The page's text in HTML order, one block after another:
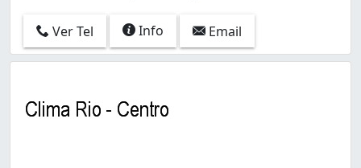
Lins de Vasconcelos (1)
Magalhães Bastos (1)
Méier (1)
Penha (1)
Penha Circular (3)
Ver Tel Info Email